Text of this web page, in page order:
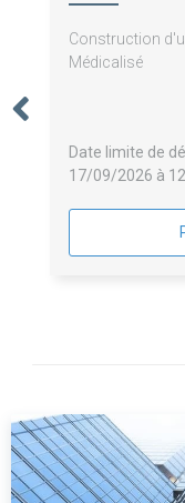
Construction
Médicalisé
Date limite de
17/09/2026 à